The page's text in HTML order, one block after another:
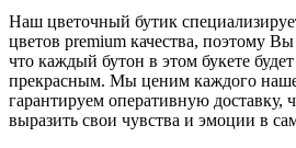
Наш цветочный бутик
цветов premium качества, поэтому
что каждый бутон в этом букете
прекрасным. Мы ценим каждого
гарантируем оперативную доставку,
выразить свои чувства и эмоции в